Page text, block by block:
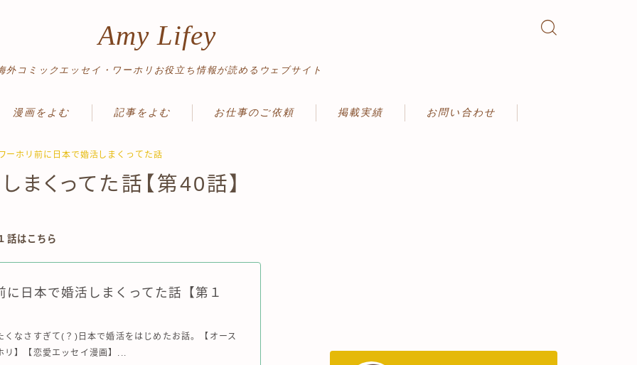
Amy Lifey
外コミックエッセイ・ワーホリお役立ち情報が読めるウェブサイト
漫画をよむ
み切り
行記
記事をよむ
英語勉強法
お仕事のご依頼 掲載実績 お問い合わせ
ーホリ前に日本で婚活しまくってた話
くってた話【第40話】
話はこちら
に日本で婚活しまくってた話【第１
くなさすぎて(？)日本で婚活をはじめたお話。【オース
リ】【恋愛エッセイ漫画】...